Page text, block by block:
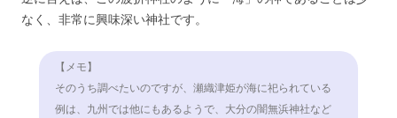
なく、非常に興味深い神社です。
【メモ】
そのうち調べたいのですが、瀬織津姫が海に祀られている
例は、九州では他にもあるようで、大分の闇無浜神社など